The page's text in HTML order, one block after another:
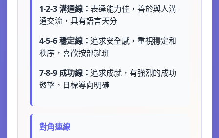
1-2-3 溝通線： 表達能力佳，善於與人溝
通交流，具有語言天分
4-5-6 穩定線： 追求安全感，重視穩定和
秩序，喜歡按部就班
7-8-9 成功線： 追求成就，有強烈的成功
慾望，目標導向明確
對角連線